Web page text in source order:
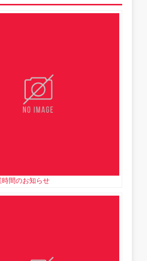
間のお知らせ